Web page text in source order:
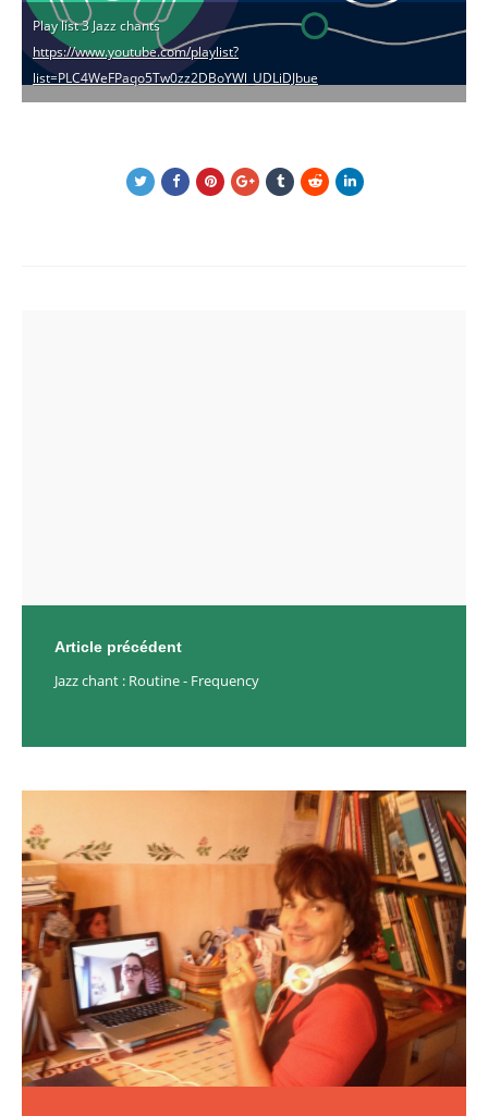
Play list 3 Jazz chants
https://www.youtube.com/playlist?
list=PLC4WeFPaqo5Tw0zz2DBoYWl_UDLiDJbue
Article précédent
Jazz chant : Routine - Frequency